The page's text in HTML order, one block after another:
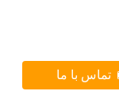
تماس با ما